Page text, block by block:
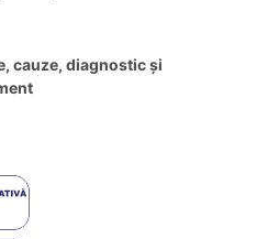
cauze, diagnostic și